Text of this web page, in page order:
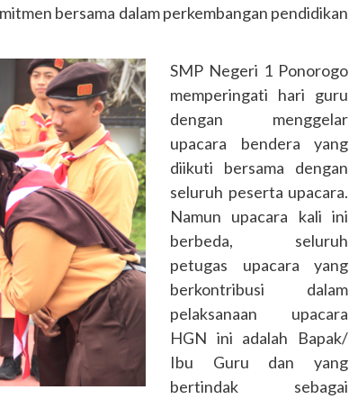
bersama dalam perkembangan pendidikan
SMP Negeri 1 Ponorogo
memperingati hari guru
dengan menggelar
upacara bendera yang
diikuti bersama dengan
seluruh peserta upacara.
Namun upacara kali ini
berbeda, seluruh
petugas upacara yang
berkontribusi dalam
pelaksanaan upacara
HGN ini adalah Bapak/
Ibu Guru dan yang
bertindak sebagai